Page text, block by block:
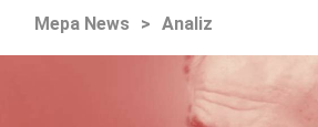
Mepa News > Analiz